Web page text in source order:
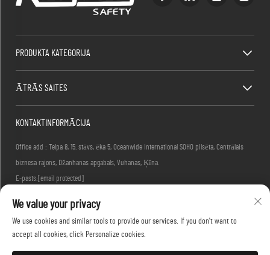
PRODUKTA KATEGORIJA
ĀTRĀS SAITES
KONTAKTINFORMĀCIJA
Office add : Telpa 8, 15. stāvs, ēka 5, Oceanwide International SOHO pilsēta, Centrālais
biznesa rajons, Džanhanas apgabals, Vuhanas, Ķīna.
E-pasts: [email protected]
We value your privacy
We use cookies and similar tools to provide our services. If you don't want to
accept all cookies, click Personalize cookies.